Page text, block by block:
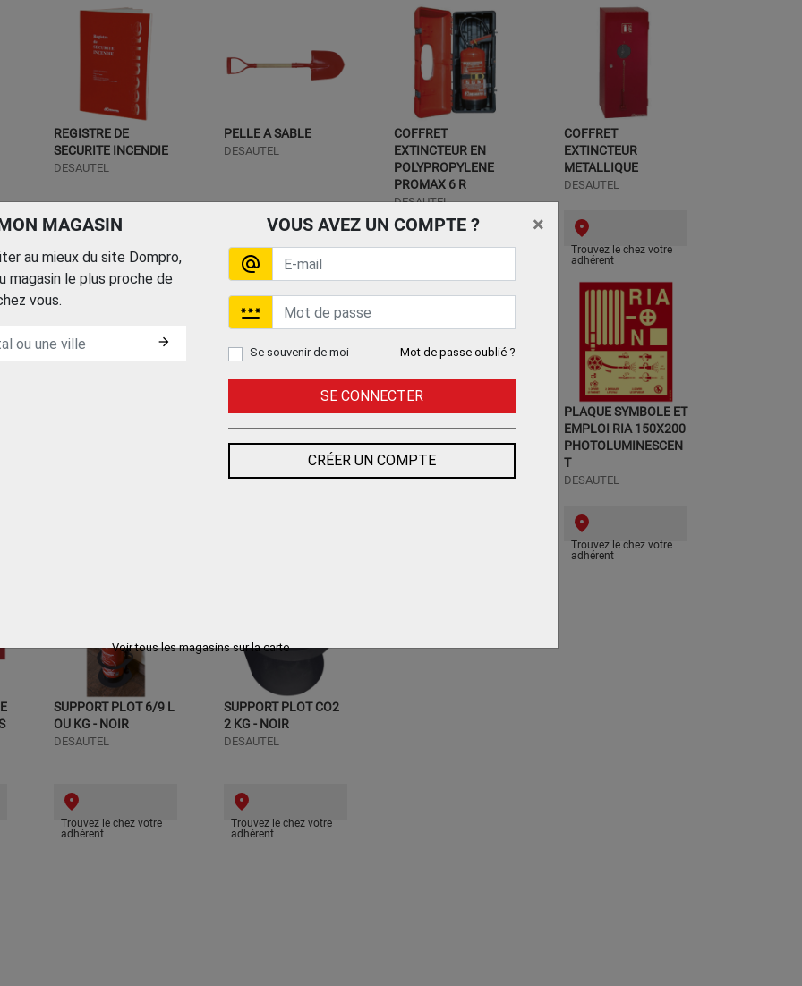
REGISTRE DE
SECURITE INCENDIE
DESAUTEL
Trouvez le chez votre
adhérent
PELLE A SABLE
DESAUTEL
Trouvez le chez votre
adhérent
COFFRET
EXTINCTEUR EN
POLYPROPYLENE
PROMAX 6 R
DESAUTEL
Trouvez le chez votre
COFFRET
EXTINCTEUR
METALLIQUE
DESAUTEL
Trouvez le chez votre
adhérent
PLAQUE EXTINCTEUR
CLASSE ABC
150X200
PHOTOLUMINESCEN
T
PLAQUE EXTINCTEUR
FEU ELECT. 150X200
PHOTOLUMINESCEN
T.
DESAUTEL
PLAQUE SYMBOLE ET
EMPLOI RIA 150X200
PHOTOLUMINESCEN
T
DESAUTEL
Trouvez le chez votre
adhérent
SUPPORT PLOT 6/9 L
OU KG - NOIR
DESAUTEL
Trouvez le chez votre
adhérent
SUPPORT PLOT CO2
2 KG - NOIR
DESAUTEL
Trouvez le chez votre
adhérent
MAGASIN VOUS AVEZ UN COMPTE ? ×
au mieux du site Dompro,
magasin le plus proche de
vous.
arrow_forward
alternate_email
password
Se souvenir de moi Mot de passe oublié ?
SE CONNECTER
CRÉER UN COMPTE
Voir tous les magasins sur la carte